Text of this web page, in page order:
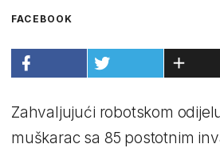
FACEBOOK
Zahvaljujući robotskom
muškarac sa 85 postotnim